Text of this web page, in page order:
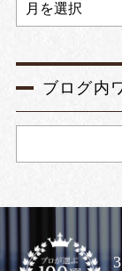
ブログ内